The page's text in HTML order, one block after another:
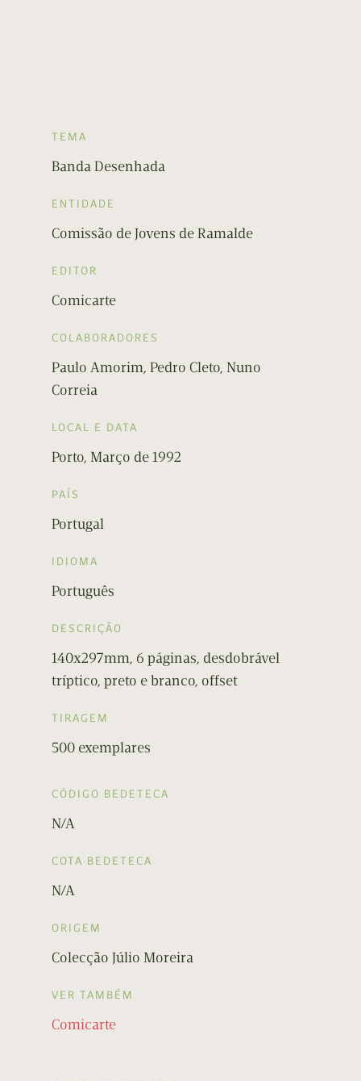
TEMA
Banda Desenhada
ENTIDADE
Comissão de Jovens de Ramalde
EDITOR
Comicarte
COLABORADORES
Paulo Amorim, Pedro Cleto, Nuno
Correia
LOCAL E DATA
Porto, Março de 1992
PAÍS
Portugal
IDIOMA
Português
DESCRIÇÃO
140x297mm, 6 páginas, desdobrável
tríptico, preto e branco, offset
TIRAGEM
500 exemplares
CÓDIGO BEDETECA
N/A
COTA BEDETECA
N/A
ORIGEM
Colecção Júlio Moreira
VER TAMBÉM
Comicarte